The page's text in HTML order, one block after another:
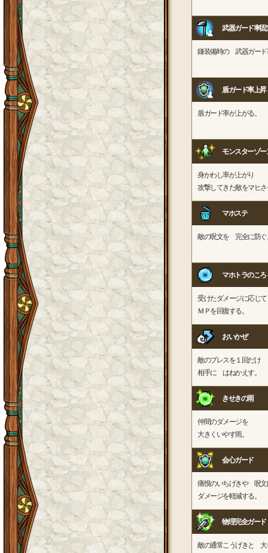
武器ガード率固
鎌装備時の 武器ガード
盾ガード率上昇
盾ガード率が上がる。
モンスターゾー
身かわし率が上がり
攻撃してきた敵をマヒ
マホステ
敵の呪文を 完全に防ぐ
マホトラのころ
受けたダメージに応じて
ＭＰを回復する。
おいかぜ
敵のブレスを１回だけ
相手に はねかえす。
きせきの雨
仲間のダメージを
大きくいやす雨。
会心ガード
痛恨のいちげきや 呪文
ダメージを軽減する。
物理完全ガード
敵の通常こうげきと 大